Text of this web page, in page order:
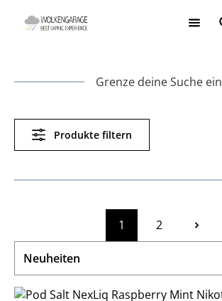
Zum Hauptinhalt springen
Grenze deine Suche ein
Produkte filtern
Seite
1 Seite
2